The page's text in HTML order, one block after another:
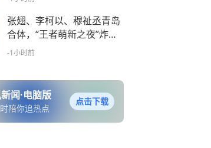
张翅、李柯以、穆祉丞青岛
合体，“王者萌新之夜”炸场
青岛西海岸，江苏粉丝跨省
-1小时前
闻·电脑版
陪你追热点
点击下载